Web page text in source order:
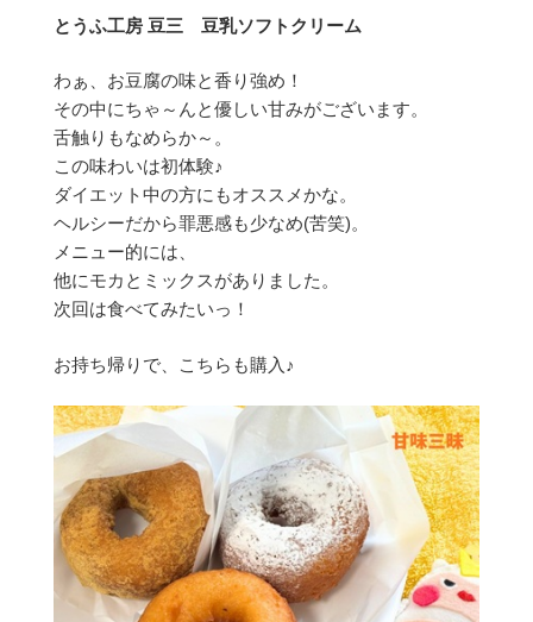
とうふ工房 豆三 豆乳ソフトクリーム
わぁ、お豆腐の味と香り強め！
その中にちゃ～んと優しい甘みがございます。
舌触りもなめらか～。
この味わいは初体験♪
ダイエット中の方にもオススメかな。
ヘルシーだから罪悪感も少なめ(苦笑)。
メニュー的には、
他にモカとミックスがありました。
次回は食べてみたいっ！
お持ち帰りで、こちらも購入♪